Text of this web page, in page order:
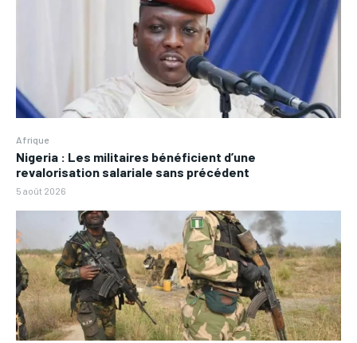
Afrique
Nigeria : Les militaires bénéficient d’une
revalorisation salariale sans précédent
5 août 2026